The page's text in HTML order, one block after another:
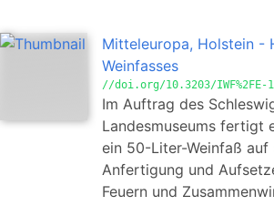
Mitteleuropa, Holstein -
Weinfasses
//doi.org/10.3203/IWF%2FE-
Im Auftrag des
Landesmuseums fertigt
ein 50-Liter-Weinfaß auf
Anfertigung und
Feuern und